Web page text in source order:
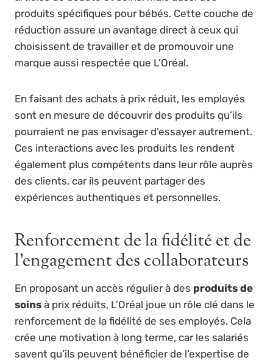
produits spécifiques pour bébés. Cette couche de
réduction assure un avantage direct à ceux qui
choisissent de travailler et de promouvoir une
marque aussi respectée que L’Oréal.
En faisant des achats à prix réduit, les employés
sont en mesure de découvrir des produits qu’ils
pourraient ne pas envisager d’essayer autrement.
Ces interactions avec les produits les rendent
également plus compétents dans leur rôle auprès
des clients, car ils peuvent partager des
expériences authentiques et personnelles.
Renforcement de la fidélité et de
l’engagement des collaborateurs
En proposant un accès régulier à des produits de
soins à prix réduits, L’Oréal joue un rôle clé dans le
renforcement de la fidélité de ses employés. Cela
crée une motivation à long terme, car les salariés
savent qu’ils peuvent bénéficier de l’expertise de